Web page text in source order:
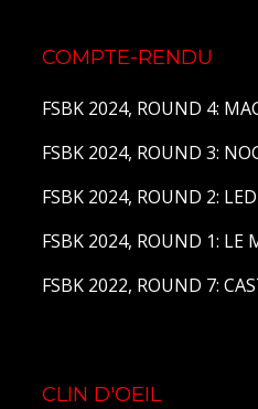
COMPTE-RENDU
FSBK 2024, ROUND 4:
FSBK 2024, ROUND 3:
FSBK 2024, ROUND 2:
FSBK 2024, ROUND 1: LE
FSBK 2022, ROUND 7:
CLIN D'OEIL